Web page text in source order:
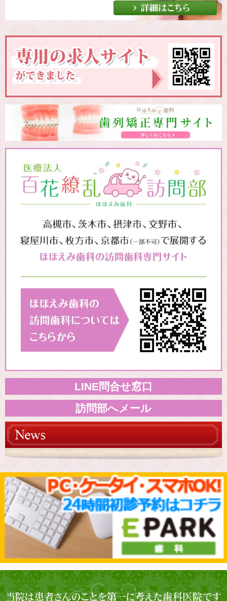
LINE問合せ窓口
訪問部へメール